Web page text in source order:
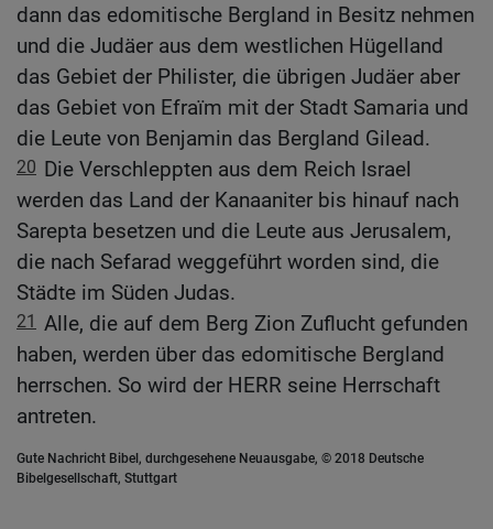
dann das edomitische Bergland in Besitz nehmen
und die Judäer aus dem westlichen Hügelland
das Gebiet der Philister, die übrigen Judäer aber
das Gebiet von Efraïm mit der Stadt Samaria und
die Leute von Benjamin das Bergland Gilead.
20 Die Verschleppten aus dem Reich Israel
werden das Land der Kanaaniter bis hinauf nach
Sarepta besetzen und die Leute aus Jerusalem,
die nach Sefarad weggeführt worden sind, die
Städte im Süden Judas.
21 Alle, die auf dem Berg Zion Zuflucht gefunden
haben, werden über das edomitische Bergland
herrschen. So wird der HERR seine Herrschaft
antreten.
Gute Nachricht Bibel, durchgesehene Neuausgabe, © 2018 Deutsche
Bibelgesellschaft, Stuttgart